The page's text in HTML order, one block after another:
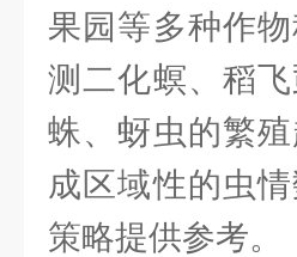
果园等多种作
测二化螟、稻
蛛、蚜虫的繁
成区域性的虫
策略提供参考。